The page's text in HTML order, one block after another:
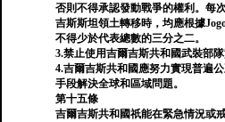
否則不得承認發動戰爭的權利。每
吉斯斯坦領土轉移時，均應根據
不得少於代表總數的三分之二。
3.禁止使用吉爾吉斯共和國武裝部隊
4.吉爾吉斯共和國應努力實現普遍
手段解決全球和區域問題。
第十五條
吉爾吉斯共和國祇能在緊急情況或